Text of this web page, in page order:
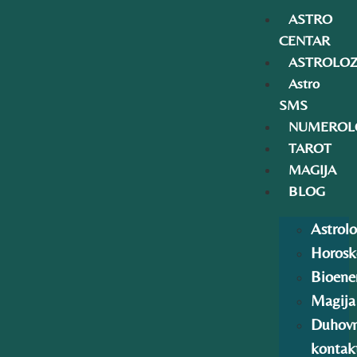
ASTRO
CENTAR
Astro
SMS
TAROT
MAGIJA
BLOG
Magija